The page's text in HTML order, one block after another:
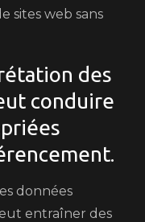
sites web sans
des
conduire
données
entraîner des